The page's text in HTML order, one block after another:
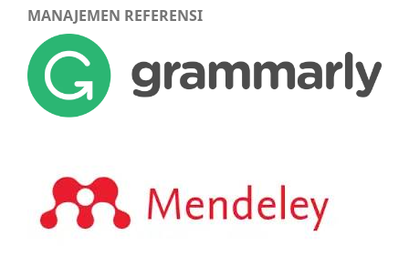
MANAJEMEN REFERENSI